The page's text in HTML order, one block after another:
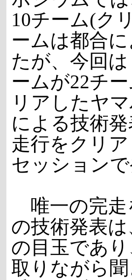
10チーム(ク
ームは都合
たが、今回
ームが22チ
リアしたヤ
による技術
走行をクリ
セッション
唯一の完走
の技術発表
の目玉であ
取りながら